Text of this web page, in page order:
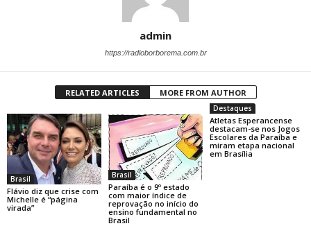
admin
https://radioborborema.com.br
RELATED ARTICLES MORE FROM AUTHOR
Brasil
Flávio diz que crise com
Michelle é “página
virada”
Brasil
Paraíba é o 9º estado
com maior índice de
reprovação no início do
ensino fundamental no
Brasil
Destaques
Atletas Esperancense
destacam-se nos Jogos
Escolares da Paraíba e
miram etapa nacional
em Brasília